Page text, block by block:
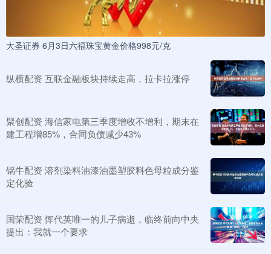
大圣证券 6月3日六福珠宝黄金价格998元/克
纵横配资 互联金融板块持续走高，拉卡拉涨停
聚创配资 海信家电第三季度增收不增利，期末在
建工程增85%，合同负债减少43%
锅牛配资 溶剂染料油漆油墨塑胶料色母粒成分鉴
定化验
国荣配资 恽代英唯一的儿子病逝，临终前向中央
提出：我就一个要求